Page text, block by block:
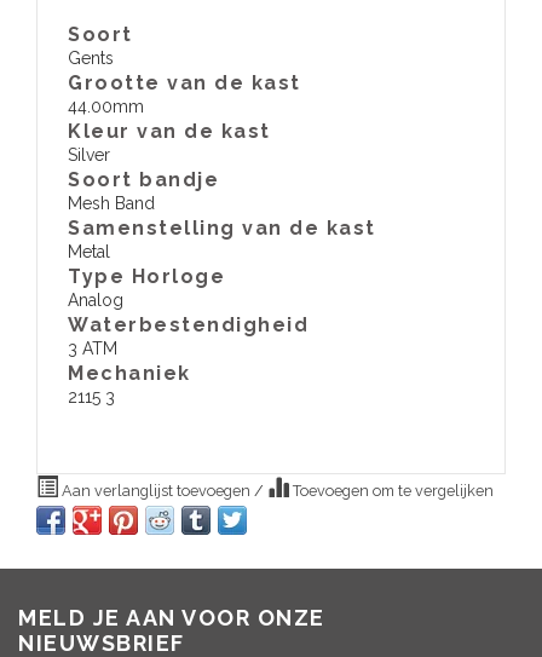
Soort
Gents
Grootte van de kast
44.00mm
Kleur van de kast
Silver
Soort bandje
Mesh Band
Samenstelling van de kast
Metal
Type Horloge
Analog
Waterbestendigheid
3 ATM
​Mechaniek
2115 3
Aan verlanglijst toevoegen / Toevoegen om te vergelijken
MELD JE AAN VOOR ONZE
NIEUWSBRIEF